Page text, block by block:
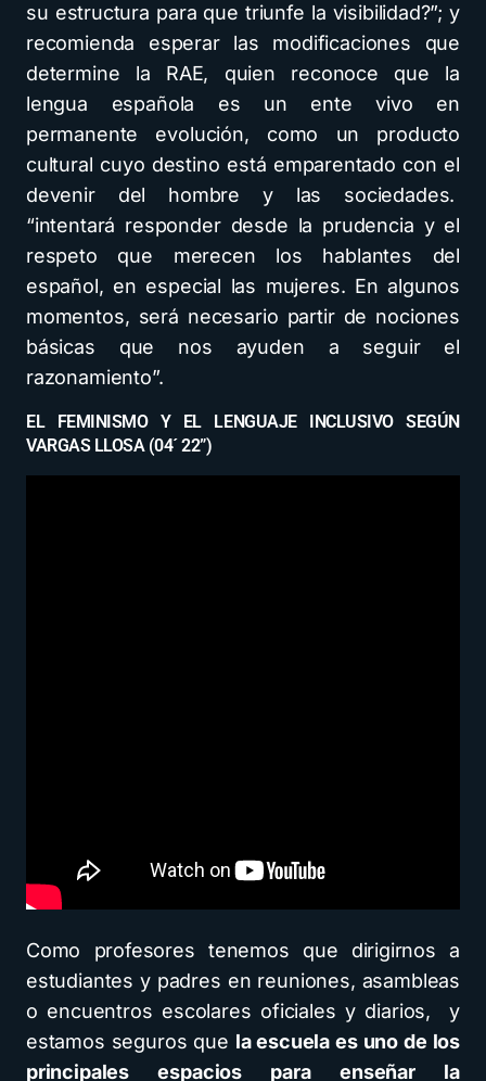
su estructura para que triunfe la visibilidad?”; y
recomienda esperar las modificaciones que
determine la RAE, quien reconoce que la
lengua española es un ente vivo en
permanente evolución, como un producto
cultural cuyo destino está emparentado con el
devenir del hombre y las sociedades.
“intentará responder desde la prudencia y el
respeto que merecen los hablantes del
español, en especial las mujeres. En algunos
momentos, será necesario partir de nociones
básicas que nos ayuden a seguir el
razonamiento”.
EL FEMINISMO Y EL LENGUAJE INCLUSIVO SEGÚN
VARGAS LLOSA (04´ 22”)
Como profesores tenemos que dirigirnos a
estudiantes y padres en reuniones, asambleas
o encuentros escolares oficiales y diarios, y
estamos seguros que la escuela es uno de los
principales espacios para enseñar la